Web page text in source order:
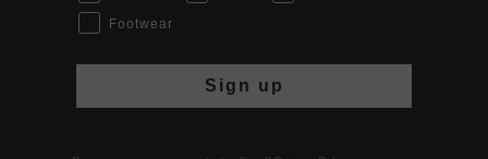
Footwear
Sign up